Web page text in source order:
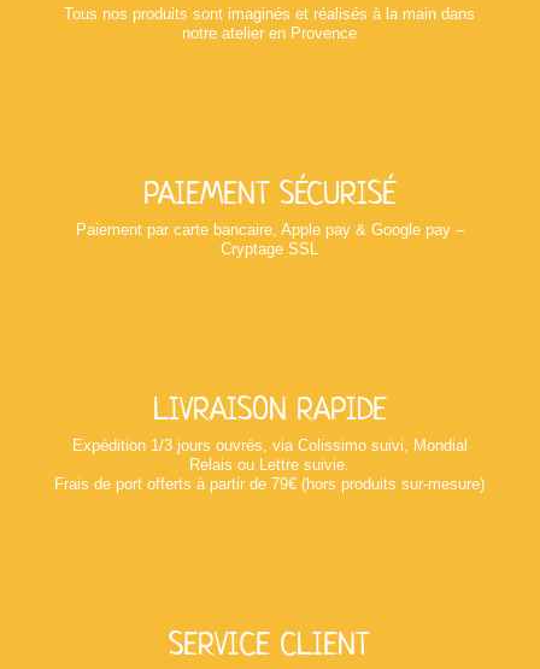
Tous nos produits sont imaginés et réalisés à la main dans
notre atelier en Provence
PAIEMENT SÉCURISÉ
Paiement par carte bancaire, Apple pay & Google pay –
Cryptage SSL
LIVRAISON RAPIDE
Expédition 1/3 jours ouvrés, via Colissimo suivi, Mondial
Relais ou Lettre suivie.
Frais de port offerts à partir de 79€ (hors produits sur-mesure)
SERVICE CLIENT